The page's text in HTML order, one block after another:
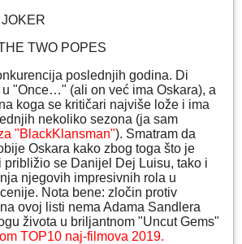
TWO POPES
poslednjih godina. Di
u "Once…" (ali on već ima Oskara), a
koga se kritičari najviše lože i ima
nekoliko sezona (ja sam
"BlackKlansman"). Smatram da
Oskara kako zbog toga što je
približio se Danijel Dej Luisu, tako i
njegovih impresivnih rola u
Nota bene: zločin protiv
ovoj listi nema Adama Sandlera
života u briljantnom "Uncut Gems"
TOP10 naj-filmova 2019.